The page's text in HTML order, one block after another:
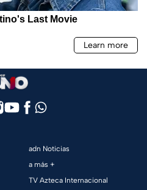
adn Noticias
a más +
TV Azteca Internacional